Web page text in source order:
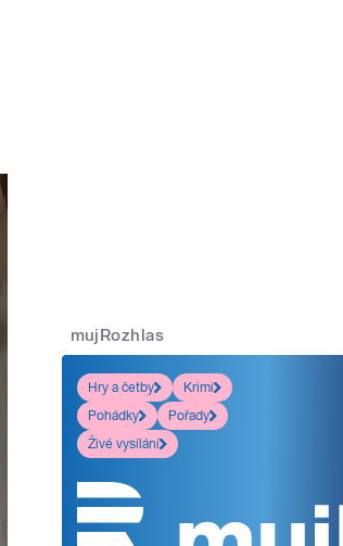
mujRozhlas
Hry a četby
Krimi
Pohádky
Pořady
Živé vysílání